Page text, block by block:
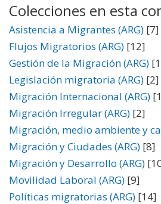
Colecciones en esta
Asistencia a Migrantes (ARG) [7]
Flujos Migratorios (ARG) [12]
Gestión de la Migración (ARG)
Legislación migratoria (ARG) [2]
Migración Internacional (ARG)
Migración Irregular (ARG) [2]
Migración, medio ambiente y
Migración y Ciudades (ARG) [8]
Migración y Desarrollo (ARG)
Movilidad Laboral (ARG) [9]
Políticas migratorias (ARG) [14]